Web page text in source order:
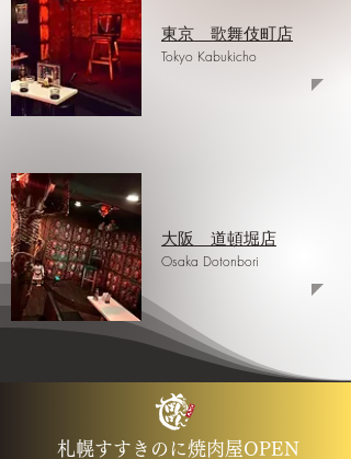
東京 歌舞伎町店
​Tokyo Kabukicho
大阪 道頓堀店
Osaka Dotonbori
札幌すすきのに焼肉屋OPEN